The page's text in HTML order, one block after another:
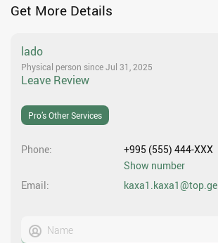
Get More Details
lado
Physical person since Jul 31, 2025
Leave Review
Pro’s Other Services
Phone
+995 (555) 444-XXX
Show number
Email
kaxa1.kaxa1@top.ge